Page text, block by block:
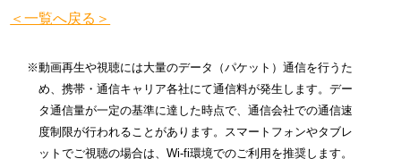
＜一覧へ戻る＞
※動画再生や視聴には大量のデータ（パケット）通信を行うた
め、携帯・通信キャリア各社にて通信料が発生します。デー
タ通信量が一定の基準に達した時点で、通信会社での通信速
度制限が行われることがあります。スマートフォンやタブレ
ットでご視聴の場合は、Wi-fi環境でのご利用を推奨します。